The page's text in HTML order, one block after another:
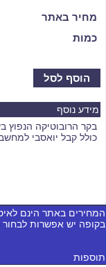
מחיר באתר
כמות
הוסף לסל
מידע נוסף
בקר הרובוטיקה הנפוץ
כולל קבל יואסבי
המחירים באתר הינם
בקופה יש אפשרות
תוספות